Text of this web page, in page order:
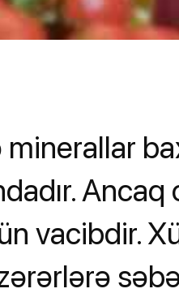
vacibdir.